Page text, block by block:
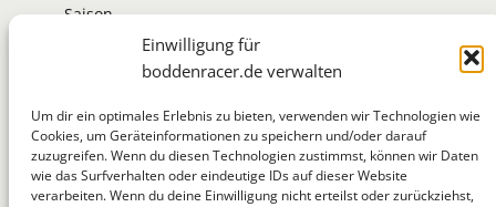
Einwilligung für
boddenracer.de verwalten
Um dir ein optimales Erlebnis zu bieten, verwenden wir Technologien wie
Cookies, um Geräteinformationen zu speichern und/oder darauf
zuzugreifen. Wenn du diesen Technologien zustimmst, können wir Daten
wie das Surfverhalten oder eindeutige IDs auf dieser Website
verarbeiten. Wenn du deine Einwilligung nicht erteilst oder zurückziehst,
Saison.
Zur Eventseite
BoddenRacer